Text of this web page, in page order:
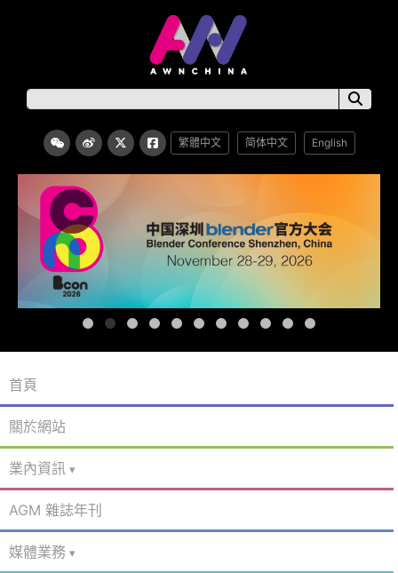
繁體中文 简体中文 English
首頁
關於網站
業內資訊
AGM 雜誌年刊
媒體業務